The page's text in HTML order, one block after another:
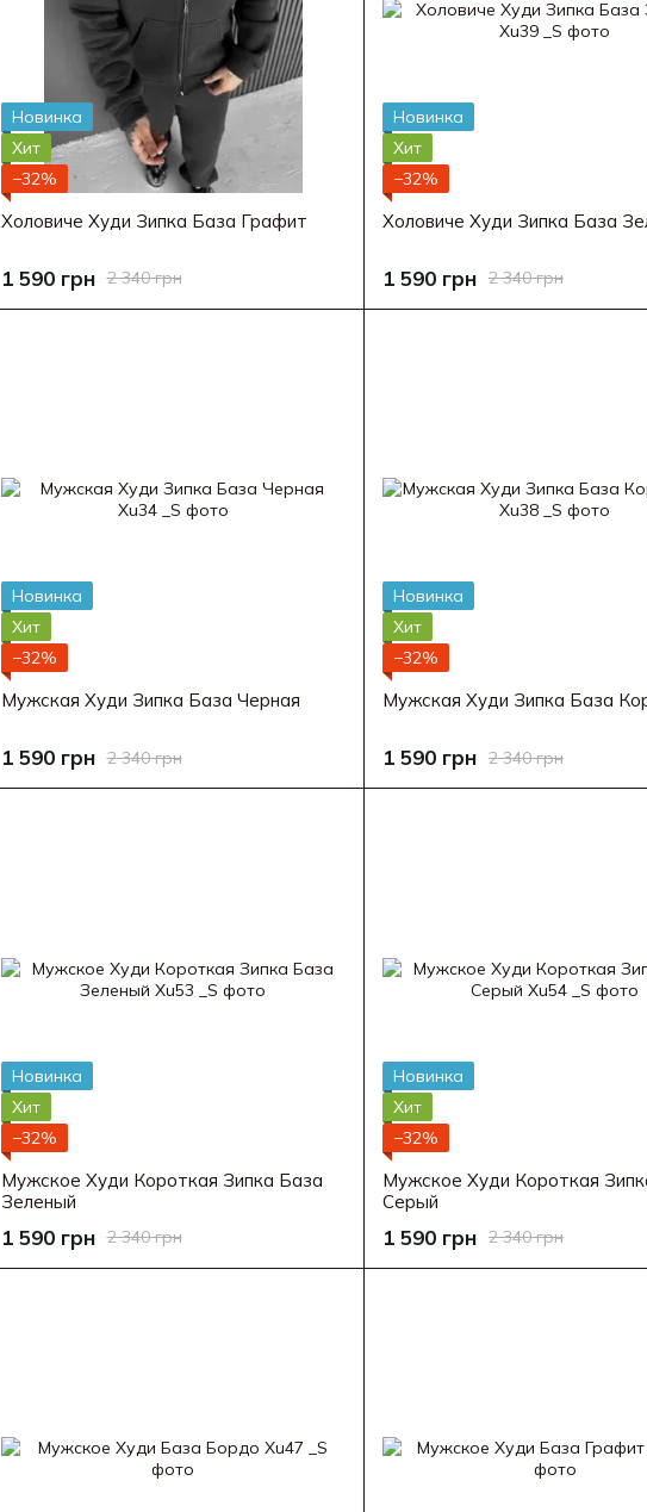
Новинка
Хит
−32%
Холовиче Худи Зипка База Графит
2 340 грн
1 590 грн
Новинка
Хит
−32%
Холовиче Худи Зипка База
2 340 грн
1 590 грн
Новинка
Хит
−32%
Мужская Худи Зипка База Черная
2 340 грн
1 590 грн
Новинка
Хит
−32%
Мужская Худи Зипка База
2 340 грн
1 590 грн
Новинка
Хит
−32%
Мужское Худи Короткая Зипка База
Зеленый
2 340 грн
1 590 грн
Новинка
Хит
−32%
Мужское Худи Короткая
Серый
2 340 грн
1 590 грн